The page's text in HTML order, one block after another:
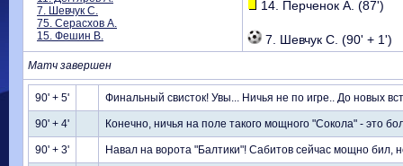
7. Шевчук С.
75. Серасхов А.
15. Фешин В.
14. Перченок А. (87')
7. Шевчук С. (90' + 1')
Матч завершен
90' + 5' Финальный свисток! Увы... Ничья не по игре.. До новых
90' + 4' Конечно, ничья на поле такого мощного "Сокола" - это
90' + 3' Навал на ворота "Балтики"! Сабитов сейчас мощно бил,